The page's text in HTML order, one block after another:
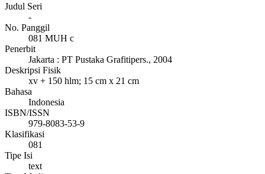
Judul Seri
-
No. Panggil
081 MUH c
Penerbit
Jakarta : PT Pustaka Grafitipers., 2004
Deskripsi Fisik
xv + 150 hlm; 15 cm x 21 cm
Bahasa
Indonesia
ISBN/ISSN
979-8083-53-9
Klasifikasi
081
Tipe Isi
text